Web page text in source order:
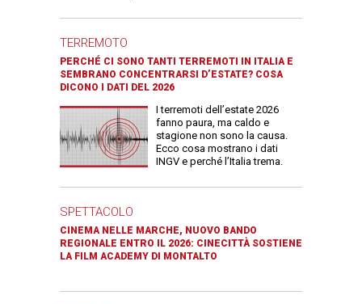
TERREMOTO
PERCHÉ CI SONO TANTI TERREMOTI IN ITALIA E
SEMBRANO CONCENTRARSI D’ESTATE? COSA
DICONO I DATI DEL 2026
I terremoti dell’estate 2026
fanno paura, ma caldo e
stagione non sono la causa.
Ecco cosa mostrano i dati
INGV e perché l’Italia trema.
SPETTACOLO
CINEMA NELLE MARCHE, NUOVO BANDO
REGIONALE ENTRO IL 2026: CINECITTÀ SOSTIENE
LA FILM ACADEMY DI MONTALTO